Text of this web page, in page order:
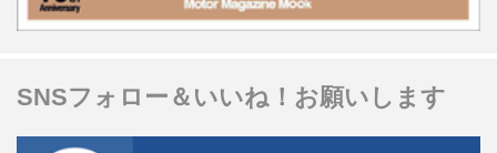
SNSフォロー＆いいね！お願いします